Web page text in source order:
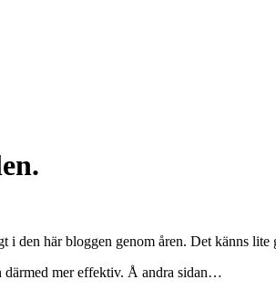
den här bloggen genom åren. Det känns
därmed mer effektiv. Å andra sidan…